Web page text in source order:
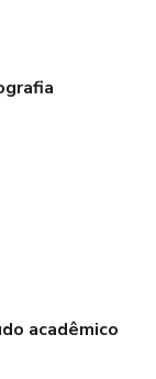
acadêmico